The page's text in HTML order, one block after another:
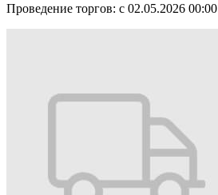
Проведение торгов: с 02.05.2026 00:00